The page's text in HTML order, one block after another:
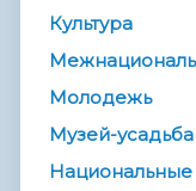
Культура
Молодежь
Музей-